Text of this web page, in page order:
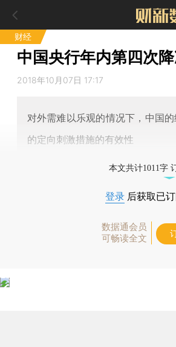
财经
中国央行年内第四次
2018年10月07日 17:17
对外需难以乐观的情况下，中国
的定向刺激措施的有效性
本文共计1011字
登录 后获取已
数据通会员
可畅读全文